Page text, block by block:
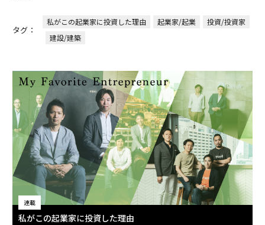
タグ：
私がこの起業家に投資した理由 起業家/起業
投資/投資家
建設/建築
連載
私がこの起業家に投資した理由